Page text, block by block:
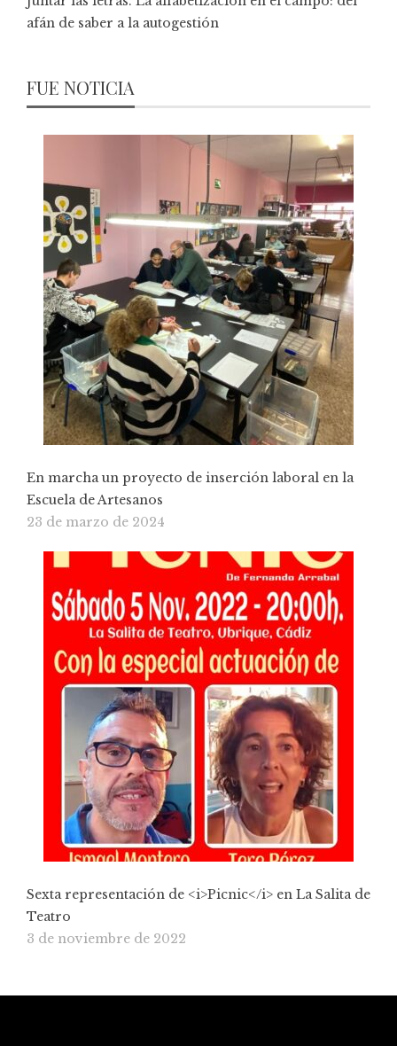
afán de saber a la autogestión
FUE NOTICIA
En marcha un proyecto de inserción laboral en la
Escuela de Artesanos
23 de marzo de 2024
Sexta representación de <i>Picnic</i> en La Salita de
Teatro
3 de noviembre de 2022